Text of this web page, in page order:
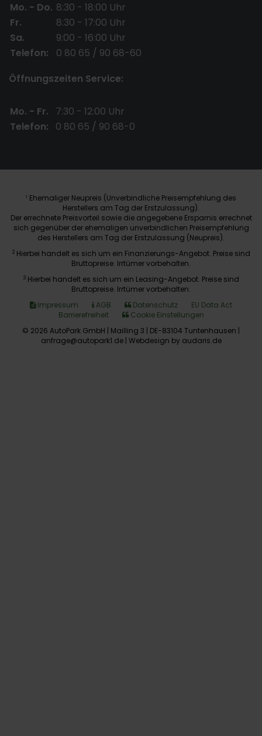
Mo. - Do. 8:30 - 18:00 Uhr
Fr.
8:30 - 17:00 Uhr
Sa.
9:00 - 16:00 Uhr
Telefon:
0 80 65 / 90 68-60
Öffnungszeiten Service:
Mo. - Fr.
7:30 - 12:00 Uhr
Telefon:
0 80 65 / 90 68-0
1 Ehemaliger Neupreis (Unverbindliche Preisempfehlung des
Herstellers am Tag der Erstzulassung).
Der errechnete Preisvorteil sowie die angegebene Ersparnis errechnet
sich gegenüber der ehemaligen unverbindlichen Preisempfehlung
des Herstellers am Tag der Erstzulassung (Neupreis).
2 Hierbei handelt es sich um ein Finanzierungs-Angebot. Preise sind
Bruttopreise. Irrtümer vorbehalten.
3 Hierbei handelt es sich um ein Leasing-Angebot. Preise sind
Bruttopreise. Irrtümer vorbehalten.
Impressum
AGB Datenschutz
EU Data Act
Barrierefreiheit
Cookie Einstellungen
© 2026 AutoPark GmbH | Mailling 3 | DE-83104 Tuntenhausen |
anfrage@autopark1.de | Webdesign by audaris.de